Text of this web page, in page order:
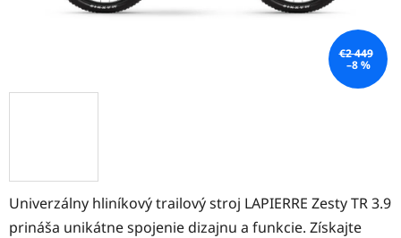
Univerzálny hliníkový trailový stroj LAPIERRE Zesty TR 3.9
prináša unikátne spojenie dizajnu a funkcie. Získajte
€2 449
–8 %